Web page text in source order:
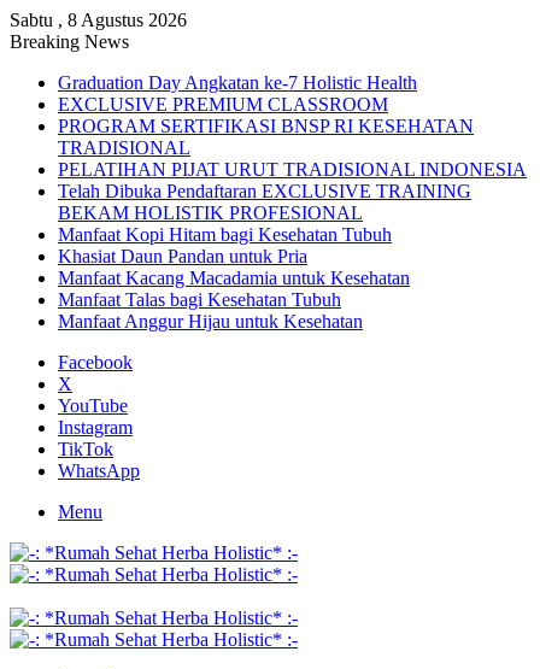
Sabtu , 8 Agustus 2026
Breaking News
Graduation Day Angkatan ke-7 Holistic Health
EXCLUSIVE PREMIUM CLASSROOM
PROGRAM SERTIFIKASI BNSP RI KESEHATAN
TRADISIONAL
PELATIHAN PIJAT URUT TRADISIONAL INDONESIA
Telah Dibuka Pendaftaran EXCLUSIVE TRAINING
BEKAM HOLISTIK PROFESIONAL
Manfaat Kopi Hitam bagi Kesehatan Tubuh
Khasiat Daun Pandan untuk Pria
Manfaat Kacang Macadamia untuk Kesehatan
Manfaat Talas bagi Kesehatan Tubuh
Manfaat Anggur Hijau untuk Kesehatan
Facebook
X
YouTube
Instagram
TikTok
WhatsApp
Menu